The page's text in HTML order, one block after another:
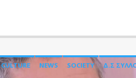
CULTURE NEWS SOCIETY Δ.Σ